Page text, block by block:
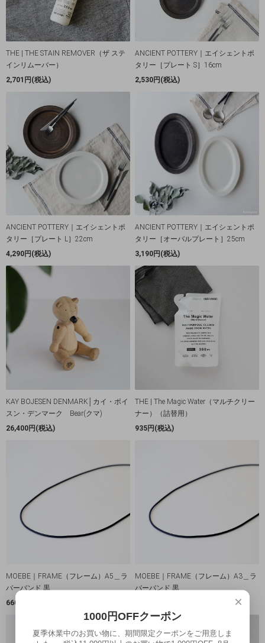
THE | THE STAIN REMOVER（ザ ステ
インリムーバー）
2,701円(税込)
ANCIENT POTTERY｜エイシェントポ
タリー［プレート S］16cm
2,530円(税込)
ANCIENT POTTERY｜エイシェントポ
タリー［プレート L］22cm
4,290円(税込)
ANCIENT POTTERY｜エイシェントポ
タリー［オーバルプレート］25cm
3,190円(税込)
KAY BOJESEN DENMARK│カイ・ボイ
スン・デンマーク Bear(クマ)
26,400円(税込)
THE | The Magic Water（マルチクリー
ナー）（詰替用）
935円(税込)
MOEBE｜FRAME（フレーム）A5＿ラ
バーバンド 黒
660円(税込)
MOEBE｜FRAME（フレーム）A3＿ラ
バーバンド 黒
×
1000円OFFクーポン
夏季休業中のお買い物に、期間限定クーポンをご用意しま